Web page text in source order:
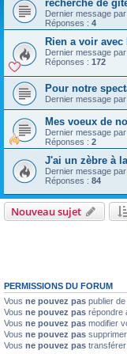
recherche de
Dernier message par
Réponses : 4
Rien a voir
Dernier message par
Réponses : 172
Pour notre
Dernier message par
Mes voeux de
Dernier message par
Réponses : 2
J'ai un zèbre à
Dernier message par
Réponses : 84
Nouveau sujet
PERMISSIONS DU FORUM
Vous ne pouvez pas publier
Vous ne pouvez pas répondre
Vous ne pouvez pas modifier
Vous ne pouvez pas
Vous ne pouvez pas